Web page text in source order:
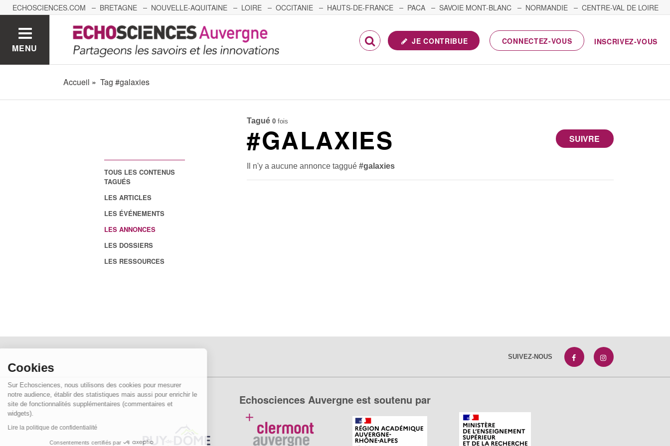
Cookies
Sur Echosciences, nous utilisons des cookies pour mesurer
notre audience, établir des statistiques mais aussi pour enrichir le
site de fonctionnalités supplémentaires (commentaires et
widgets).
Lire la politique de confidentialité
Consentements certifiés par
ECHOSCIENCES.COM BRETAGNE NOUVELLE-AQUITAINE LOIRE OCCITANIE HAUTS-DE-FRANCE PACA SAVOIE MONT-BLANC NORMANDIE
CENTRE-VAL DE LOIRE
GRENOBLE GRAND EST BOURGOGNE-FRANCHE-COMTÉ
MENU
JE CONTRIBUE CONNECTEZ-VOUS INSCRIVEZ-VOUS
Accueil Tag #galaxies
TOUS LES CONTENUS
TAGUÉS
LES ARTICLES
LES ÉVÉNEMENTS
LES ANNONCES
LES DOSSIERS
LES RESSOURCES
Tagué 0 fois
SUIVRE
#GALAXIES
Il n'y a aucune annonce taggué#galaxies
SUIVEZ-NOUS
Echosciences Auvergne est soutenu par